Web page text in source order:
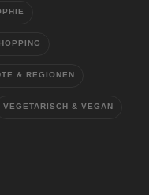
& REGIONEN
VEGETARISCH & VEGAN